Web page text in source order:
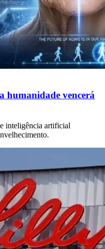
humanidade vencerá
inteligência artificial